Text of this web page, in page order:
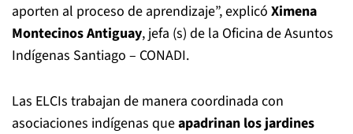
aporten al proceso de aprendizaje”, explicó Ximena
Montecinos Antiguay, jefa (s) de la Oficina de Asuntos
Indígenas Santiago – CONADI.
Las ELCIs trabajan de manera coordinada con
asociaciones indígenas queapadrinan los jardines